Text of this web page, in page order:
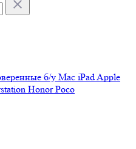
б/у Mac iPadApple
HonorPoco